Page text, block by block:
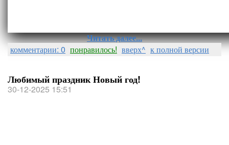
Читать далее...
комментарии: 0 понравилось! вверх^ к полной версии
Любимый праздник Новый год!
30-12-2025 15:51